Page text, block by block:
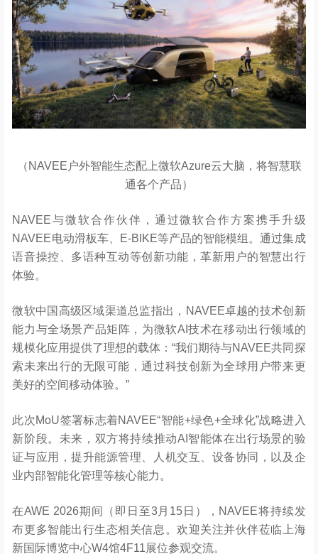
（NAVEE户外智能生态配上微软Azure云大脑，将智慧联
通各个产品）
NAVEE与微软合作伙伴，通过微软合作方案携手升级
NAVEE电动滑板车、E-BIKE等产品的智能模组。通过集成
语音操控、多语种互动等创新功能，革新用户的智慧出行
体验。
微软中国高级区域渠道总监指出，NAVEE卓越的技术创新
能力与全场景产品矩阵，为微软AI技术在移动出行领域的
规模化应用提供了理想的载体：“我们期待与NAVEE共同探
索未来出行的无限可能，通过科技创新为全球用户带来更
美好的空间移动体验。”
此次MoU签署标志着NAVEE“智能+绿色+全球化”战略进入
新阶段。未来，双方将持续推动AI智能体在出行场景的验
证与应用，提升能源管理、人机交互、设备协同，以及企
业内部智能化管理等核心能力。
在AWE 2026期间（即日至3月15日），NAVEE将持续发
布更多智能出行生态相关信息。欢迎关注并伙伴莅临上海
新国际博览中心W4馆4F11展位参观交流。